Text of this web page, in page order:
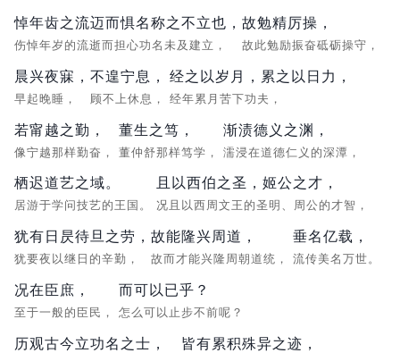
悼年齿之流迈而惧名称之不立也，
伤悼年岁的流逝而担心功名未及建立，
故勉精厉操，
故此勉励振奋砥砺操守，
晨兴夜寐，
早起晚睡，
不遑宁息，
顾不上休息，
经之以岁月，累之以日力，
经年累月苦下功夫，
若甯越之勤，
像宁越那样勤奋，
董生之笃，
董仲舒那样笃学，
渐渍德义之渊，
濡浸在道德仁义的深潭，
栖迟道艺之域。
居游于学问技艺的王国。
且以西伯之圣，姬公之才，
况且以西周文王的圣明、周公的才智，
犹有日昃待旦之劳，
犹要夜以继日的辛勤，
故能隆兴周道，
故而才能兴隆周朝道统，
垂名亿载，
流传美名万世。
况在臣庶，
至于一般的臣民，
而可以已乎？
怎么可以止步不前呢？
历观古今立功名之士， 皆有累积殊异之迹，